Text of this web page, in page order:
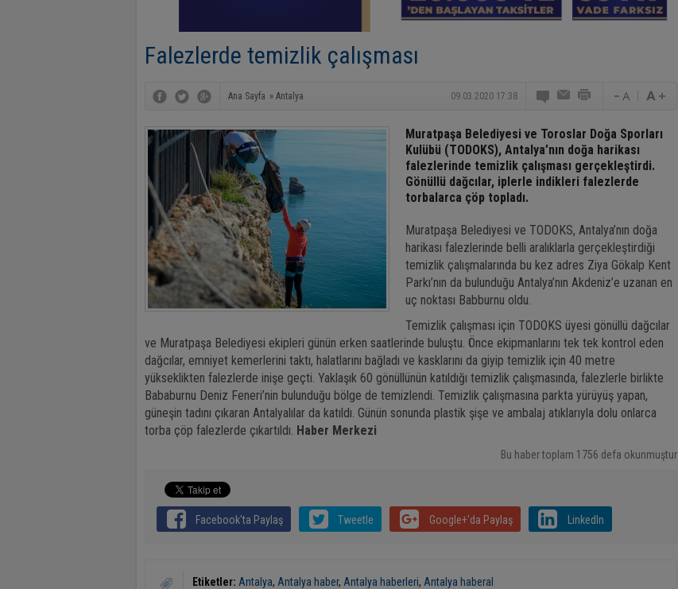
Falezlerde temizlik çalışması
Ana Sayfa » Antalya 09.03.2020 17:38
Muratpaşa Belediyesi ve Toroslar Doğa Sporları
Kulübü (TODOKS), Antalya’nın doğa harikası
falezlerinde temizlik çalışması gerçekleştirdi.
Gönüllü dağcılar, iplerle indikleri falezlerde
torbalarca çöp topladı.
Muratpaşa Belediyesi ve TODOKS, Antalya’nın doğa
harikası falezlerinde belli aralıklarla gerçekleştirdiği
temizlik çalışmalarında bu kez adres Ziya Gökalp Kent
Parkı’nın da bulunduğu Antalya’nın Akdeniz’e uzanan en
uç noktası Babburnu oldu.
Temizlik çalışması için TODOKS üyesi gönüllü dağcılar
ve Muratpaşa Belediyesi ekipleri günün erken saatlerinde buluştu. Önce ekipmanlarını tek tek kontrol eden
dağcılar, emniyet kemerlerini taktı, halatlarını bağladı ve kasklarını da giyip temizlik için 40 metre
yükseklikten falezlerde inişe geçti. Yaklaşık 60 gönüllünün katıldığı temizlik çalışmasında, falezlerle birlikte
Bababurnu Deniz Feneri’nin bulunduğu bölge de temizlendi. Temizlik çalışmasına parkta yürüyüş yapan,
güneşin tadını çıkaran Antalyalılar da katıldı. Günün sonunda plastik şişe ve ambalaj atıklarıyla dolu onlarca
torba çöp falezlerde çıkartıldı. Haber Merkezi
Bu haber toplam 1756 defa okunmuştur
Facebook'ta Paylaş Tweetle Google+'da Paylaş LinkedIn
Etiketler: Antalya, Antalya haber, Antalya haberleri, Antalya haberal